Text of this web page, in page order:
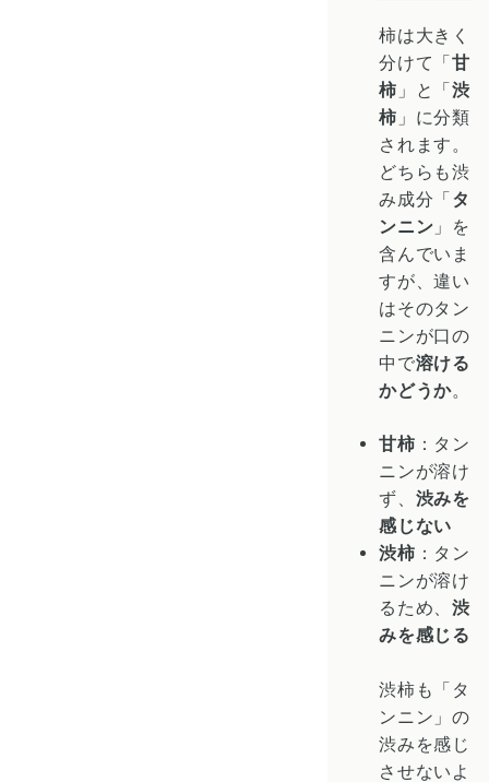
柿は大きく
分けて「甘
柿 」と「渋
柿 」に分類
されます。
どちらも渋
み成分「タ
ンニン 」を
含んでいま
すが、違い
はそのタン
ニンが口の
中で溶ける
かどうか。
甘柿 ：タン
ニンが溶け
ず、 渋みを
感じない
渋柿 ：タン
ニンが溶け
るため、 渋
みを感じる
渋柿も「タ
ンニン」の
渋みを感じ
させないよ